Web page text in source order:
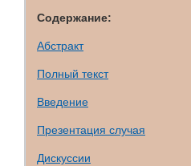
Содержание:
Абстракт
Полный текст
Введение
Презентация случая
Дискуссии